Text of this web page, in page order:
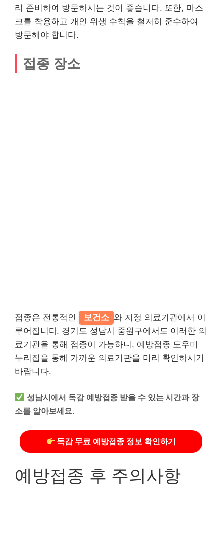
리 준비하여 방문하시는 것이 좋습니다. 또한, 마스
크를 착용하고 개인 위생 수칙을 철저히 준수하여
방문해야 합니다.
접종 장소
접종은 전통적인 보건소 와 지정 의료기관에서 이
루어집니다. 경기도 성남시 중원구에서도 이러한 의
료기관을 통해 접종이 가능하니, 예방접종 도우미
누리집을 통해 가까운 의료기관을 미리 확인하시기
바랍니다.
성남시에서 독감 예방접종 받을 수 있는 시간과 장
소를 알아보세요.
독감 무료 예방접종 정보 확인하기
예방접종 후 주의사항